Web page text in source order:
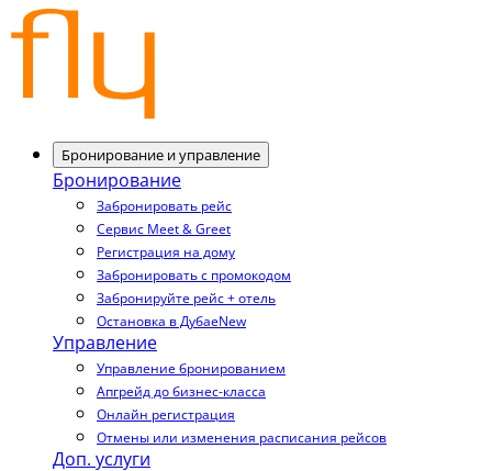
Бронирование и управление
Бронирование
Забронировать рейс
Сервис Meet & Greet
Регистрация на дому
Забронировать с промокодом
Забронируйте рейс + отель
Остановка в ДубаеNew
Управление
Управление бронированием
Апгрейд до бизнес-класса
Онлайн регистрация
Отмены или изменения расписания рейсов
Доп. услуги